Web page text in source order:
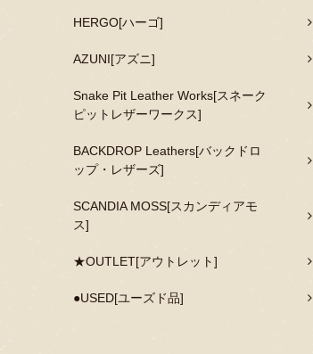
HERGO[ハーゴ]
AZUNI[アズニ]
Snake Pit Leather Works[スネーク
ピットレザーワークス]
BACKDROP Leathers[バックドロ
ップ・レザーズ]
SCANDIA MOSS[スカンディアモ
ス]
★OUTLET[アウトレット]
●USED[ユーズド品]